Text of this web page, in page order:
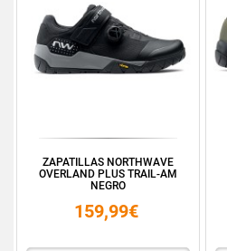
ZAPATILLAS NORTHWAVE
OVERLAND PLUS TRAIL-AM
NEGRO
159,99€